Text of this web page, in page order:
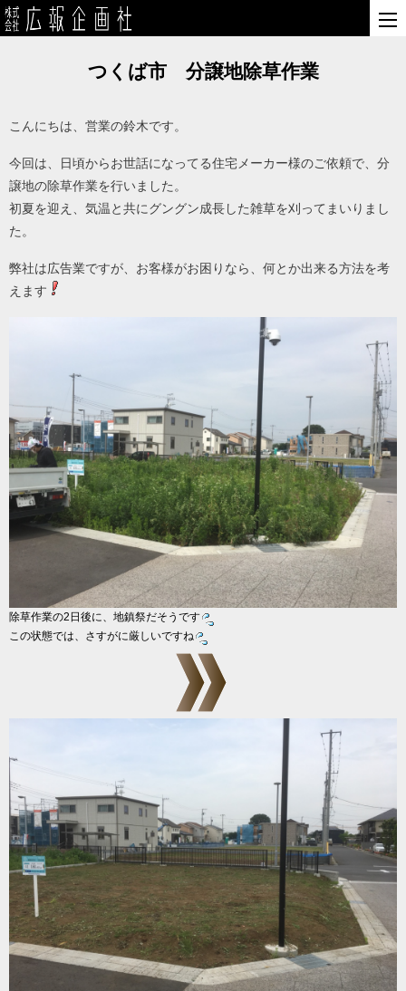
つくば市 分譲地除草作業
こんにちは、営業の鈴木です。
今回は、日頃からお世話になってる住宅メーカー様のご依頼で、分
譲地の除草作業を行いました。
初夏を迎え、気温と共にグングン成長した雑草を刈ってまいりまし
た。
弊社は広告業ですが、お客様がお困りなら、何とか出来る方法を考
えます
除草作業の2日後に、地鎮祭だそうです
この状態では、さすがに厳しいですね